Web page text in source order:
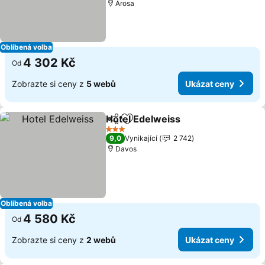
Oblíbená volba
Arosa
Od 4 302 Kč
Zobrazte si ceny z 5 webů Ukázat ceny
Oblíbená volba
SdíletPřidat na seznam oblíbených
Hotel Edelweiss
3 Počet hvězdiček
9,0 Vynikající
2 742
Davos
Od 4 580 Kč
Zobrazte si ceny z 2 webů Ukázat ceny